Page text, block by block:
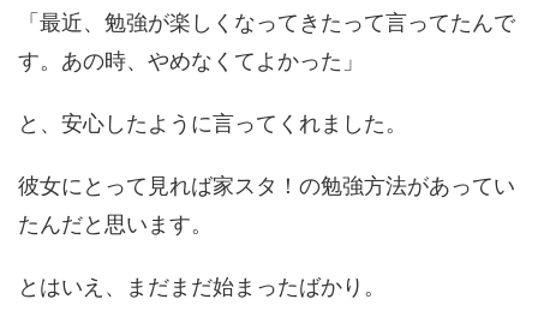
「最近、勉強が楽しくなってきたって言ってたんで
す。あの時、やめなくてよかった」
と、安心したように言ってくれました。
彼女にとって見れば家スタ！の勉強方法があってい
たんだと思います。
とはいえ、まだまだ始まったばかり。